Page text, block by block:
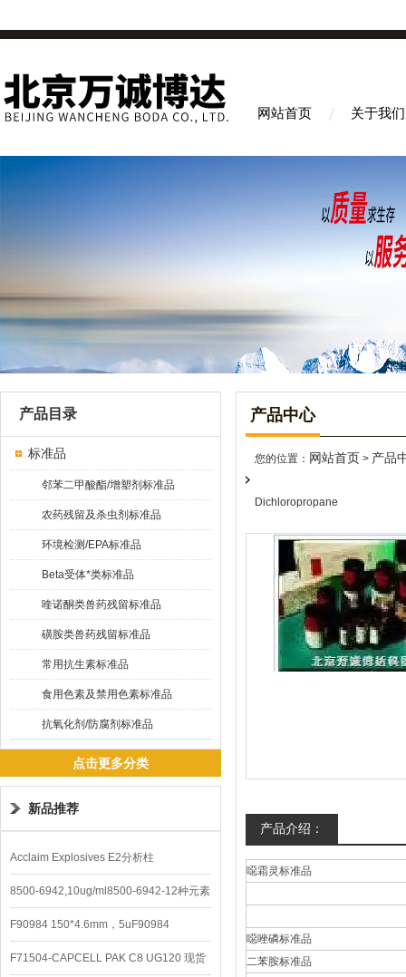
网站首页 关于我们
产品目录
标准品
邻苯二甲酸酯/增塑剂标准品
农药残留及杀虫剂标准品
环境检测/EPA标准品
Beta受体*类标准品
喹诺酮类兽药残留标准品
磺胺类兽药残留标准品
常用抗生素标准品
食用色素及禁用色素标准品
抗氧化剂/防腐剂标准品
点击更多分类
新品推荐
Acclaim Explosives E2分析柱
8500-6942,10ug/ml8500-6942-12种元素
混合校准液
F90984 150*4.6mm，5uF90984
CAPCELL PAK C8 DD （S-5）
F71504-CAPCELL PAK C8 UG120 现货
产品中心
您的位置： 网站首页 > 产品
Dichloropropane
产品介绍：
噁霜灵标准品
噁唑磷标准品
二苯胺标准品